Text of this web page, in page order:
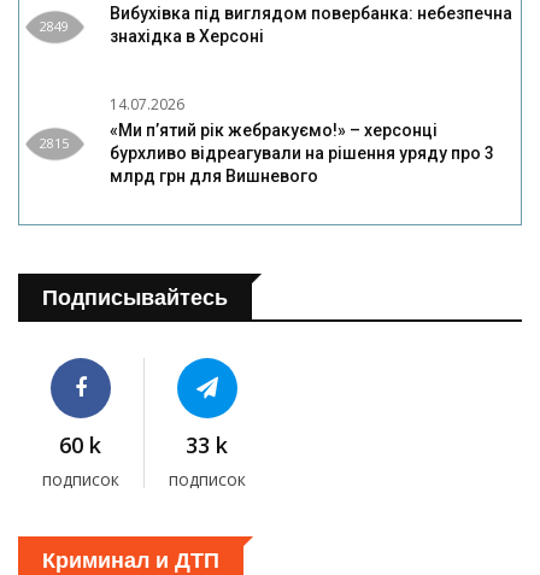
2849
Вибухівка під виглядом повербанка: небезпечна
знахідка в Херсоні
2815
14.07.2026
«Ми п’ятий рік жебракуємо!» – херсонці
бурхливо відреагували на рішення уряду про 3
млрд грн для Вишневого
Подписывайтесь
60 k
подписок
33 k
подписок
Криминал и ДТП